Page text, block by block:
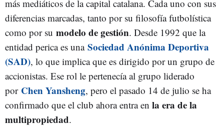
más mediáticos de la capital catalana. Cada uno con sus
diferencias marcadas, tanto por su filosofía futbolística
como por su modelo de gestión. Desde 1992 que la
entidad perica es una Sociedad Anónima Deportiva
(SAD), lo que implica que es dirigido por un grupo de
accionistas. Ese rol le pertenecía al grupo liderado
por Chen Yansheng, pero el pasado 14 de julio se ha
confirmado que el club ahora entra en la era de la
multipropiedad.